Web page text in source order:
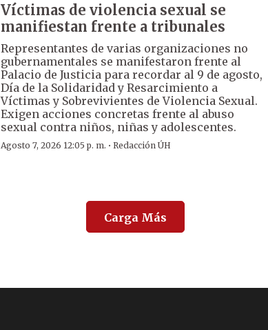
Víctimas de violencia sexual se
manifiestan frente a tribunales
Representantes de varias organizaciones no
gubernamentales se manifestaron frente al
Palacio de Justicia para recordar al 9 de agosto,
Día de la Solidaridad y Resarcimiento a
Víctimas y Sobrevivientes de Violencia Sexual.
Exigen acciones concretas frente al abuso
sexual contra niños, niñas y adolescentes.
Agosto 7, 2026 12:05 p. m. ·Redacción ÚH
Carga Más